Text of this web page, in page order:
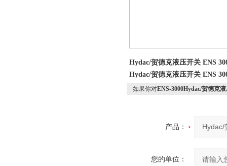
Hydac/贺德克液压开关 ENS
Hydac/贺德克液压开关 ENS
如果你对ENS-3000Hydac/贺德克
产品：
您的单位：